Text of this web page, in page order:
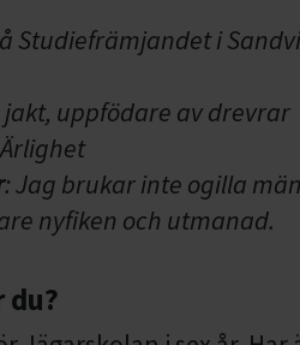
Studiefrämjandet i
jakt, uppfödare av drevrar
: Jag brukar inte ogilla
nyfiken och utmanad.